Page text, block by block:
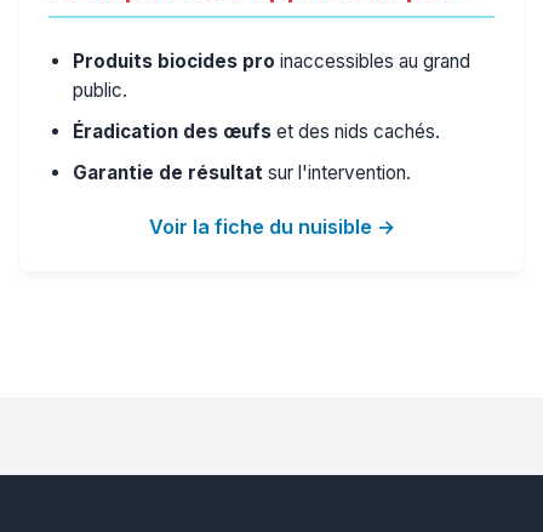
Produits biocides pro inaccessibles au grand
public.
Éradication des œufs et des nids cachés.
Garantie de résultat sur l'intervention.
Voir la fiche du nuisible →